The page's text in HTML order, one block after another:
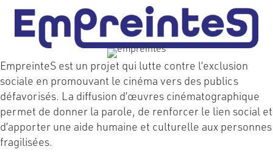
EmpreinteS est un projet qui lutte contre l’exclusion
sociale en promouvant le cinéma vers des publics
défavorisés. La diffusion d’œuvres cinématographique
permet de donner la parole, de renforcer le lien social et
d’apporter une aide humaine et culturelle aux personnes
fragilisées.